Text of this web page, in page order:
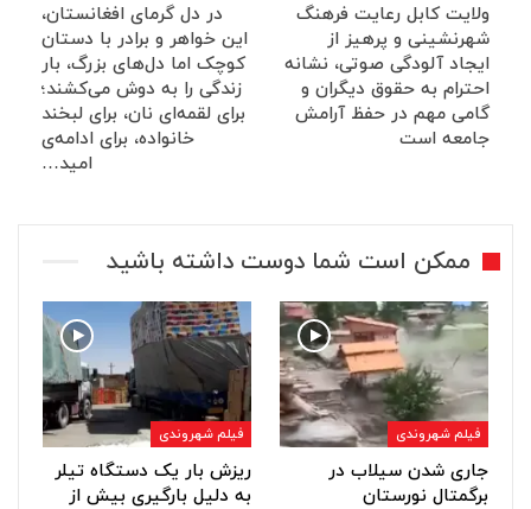
ولایت کابل رعایت فرهنگ
شهرنشینی و پرهیز از
ایجاد آلودگی صوتی، نشانه
احترام به حقوق دیگران و
گامی مهم در حفظ آرامش
جامعه است
در دل گرمای افغانستان،
این خواهر و برادر با دستان
کوچک اما دل‌های بزرگ، بار
زندگی را به دوش می‌کشند؛
برای لقمه‌ای نان، برای لبخند
خانواده، برای ادامه‌ی
امید…
ممکن است شما دوست داشته باشید
فیلم شهروندی
جاری شدن سیلاب در
برگمتال نورستان
فیلم شهروندی
ریزش بار یک دستگاه تیلر
به دلیل بارگیری بیش از